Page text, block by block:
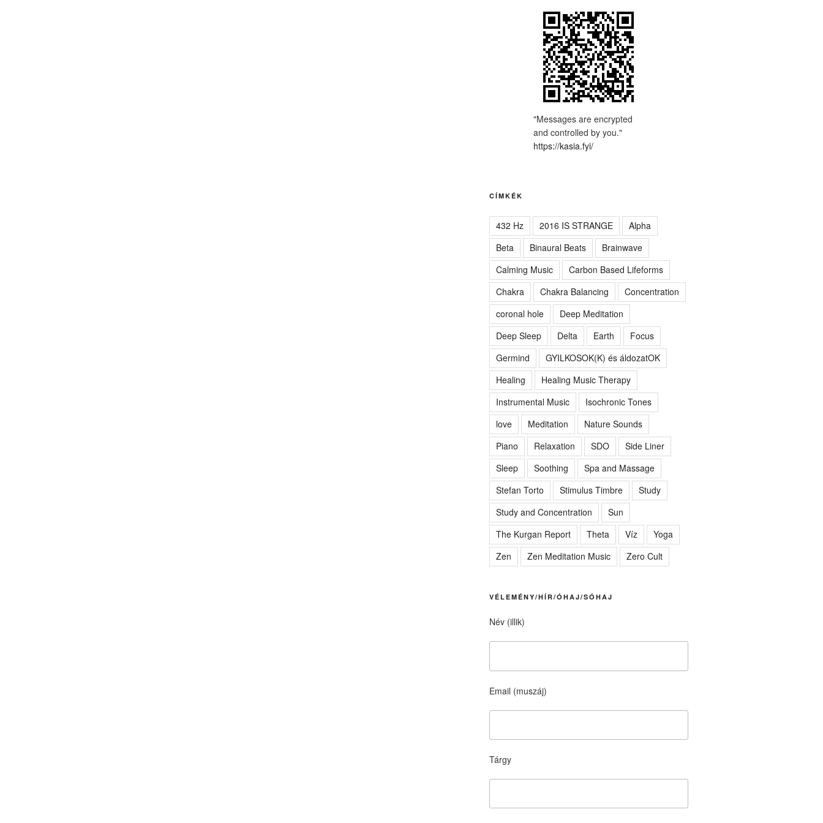
"Messages are encrypted
and controlled by you."
https://kasia.fyi/
CÍMKÉK
432 Hz 2016 IS STRANGE
Alpha
Beta
Binaural Beats
Brainwave
Calming Music
Carbon Based Lifeforms
Chakra
Chakra Balancing
Concentration
coronal hole
Deep Meditation
Deep Sleep
Delta Earth
Focus
Germind
GYILKOSOK(K) és áldozatOK
Healing
Healing Music Therapy
Instrumental Music
Isochronic Tones
love
Meditation
Nature Sounds
Piano
Relaxation SDO
Side Liner
Sleep
Soothing
Spa and Massage
Stefan Torto
Stimulus Timbre
Study
Study and Concentration
Sun
The Kurgan Report
Theta Víz
Yoga
Zen
Zen Meditation Music Zero Cult
VÉLEMÉNY/HÍR/ÓHAJ/SÓHAJ
Név (illik)
Email (muszáj)
Tárgy